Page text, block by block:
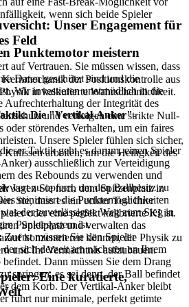
wenn sich beide Spieler
Punktemotor meistern
der Positionskontrolle aus
in kalkulierte Wahrscheinlichkeit.
Die "Vertikal-Anker"-
Taktik geht es darum, einen Spieler
ausschließlich zur Verteidigung
des Rebounds zu verwenden und
zu opfern, um den Ballbesitz zu
minimiert die Punktemöglichkeiten
der zuverlässigste Weg zum Sieg in
Punktesystem ist.
Zuerst müssen Sie den Spieler
sich derzeit am nächsten an Ihrem
Dann müssen Sie dem Drang
springen, es sei denn, der Ball befindet
dem Korb. Der Vertikal-Anker bleibt
führt nur minimale, perfekt getimte
Unser Engagement für
Feld
auf Vertrauen. Sie müssen wissen, dass
Daten geschützt sind und die
Wir investieren unermüdlich in die
Aufrechterhaltung der Integrität des
und verfolgen eine strikte Null-
störendes Verhalten, um ein faires
Unsere Spieler fühlen sich sicher,
arbeiten, um die Heiligkeit des
Jagen Sie nach dem Spitzenplatz in
Sie, dass es ein echter Test Ihrer
oder eine perfekt kalibrierte KI ist.
Spielplatz und verwalten das
konzentrieren können, die Physik zu
und Ihr Vermächtnis aufzubauen.
Eine kuratierte,